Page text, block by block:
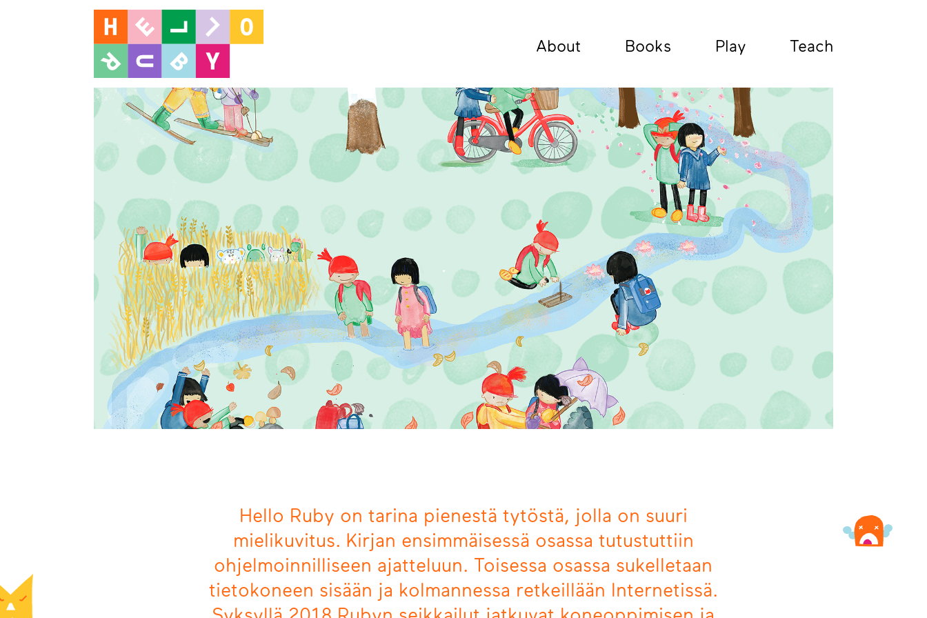
About Books Play Teach
Hello Ruby on tarina pienestä tytöstä, jolla on suuri
mielikuvitus. Kirjan ensimmäisessä osassa tutustuttiin
ohjelmoinnilliseen ajatteluun. Toisessa osassa sukelletaan
tietokoneen sisään ja kolmannessa retkeillään Internetissä.